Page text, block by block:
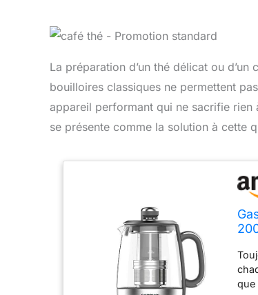
La préparation d’un thé délicat ou
bouilloires classiques ne permettent
appareil performant qui ne sacrifie rien
se présente comme la solution à cette
que